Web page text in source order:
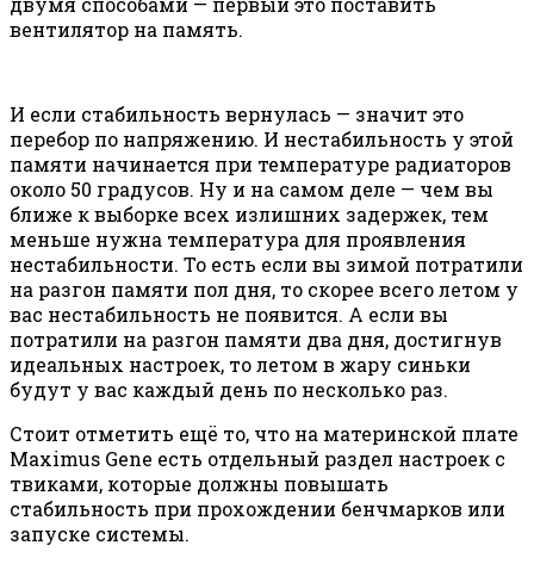
вентилятор на память.
И если стабильность вернулась — значит это
перебор по напряжению. И нестабильность у этой
памяти начинается при температуре радиаторов
около 50 градусов. Ну и на самом деле — чем вы
ближе к выборке всех излишних задержек, тем
меньше нужна температура для проявления
нестабильности. То есть если вы зимой потратили
на разгон памяти пол дня, то скорее всего летом у
вас нестабильность не появится. А если вы
потратили на разгон памяти два дня, достигнув
идеальных настроек, то летом в жару синьки
будут у вас каждый день по несколько раз.
Стоит отметить ещё то, что на материнской плате
Maximus Gene есть отдельный раздел настроек с
твиками, которые должны повышать
стабильность при прохождении бенчмарков или
запуске системы.